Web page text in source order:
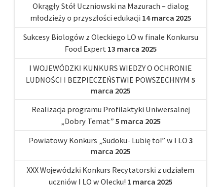
Okrągły Stół Uczniowski na Mazurach – dialog
młodzieży o przyszłości edukacji 14 marca 2025
Sukcesy Biologów z Oleckiego LO w finale Konkursu
Food Expert 13 marca 2025
I WOJEWÓDZKI KUNKURS WIEDZY O OCHRONIE
LUDNOŚCI I BEZPIECZEŃSTWIE POWSZECHNYM 5
marca 2025
Realizacja programu Profilaktyki Uniwersalnej
„Dobry Temat” 5 marca 2025
Powiatowy Konkurs „Sudoku- Lubię to!” w I LO 3
marca 2025
XXX Wojewódzki Konkurs Recytatorski z udziałem
uczniów I LO w Olecku! 1 marca 2025